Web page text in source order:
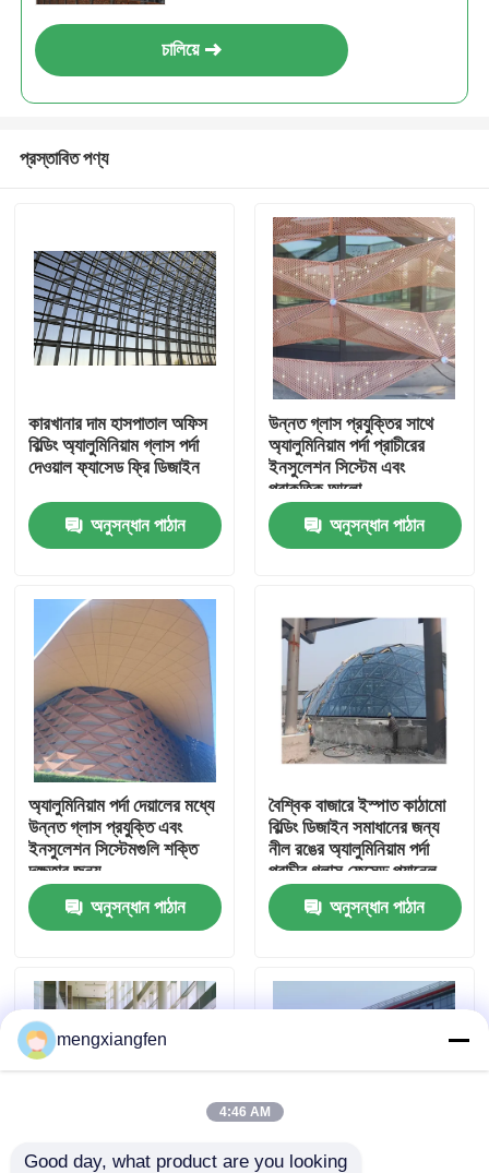
বাড়ি
কারখানা ভ্রমণ
মান নিয়ন্ত্রণ
যোগাযোগ করুন
মামলা
স্পেস ফ্রেম ট্রাস
চালিয়ে
প্রস্তাবিত পণ্য
কারখানার দাম হাসপাতাল অফিস
বিল্ডিং অ্যালুমিনিয়াম গ্লাস পর্দা
দেওয়াল ফ্যাসেড ফ্রি ডিজাইন
অনুসন্ধান পাঠান
উন্নত গ্লাস প্রযুক্তির সাথে
অ্যালুমিনিয়াম পর্দা প্রাচীরের
ইনসুলেশন সিস্টেম এবং
প্রাকৃতিক আলো
অনুসন্ধান পাঠান
অ্যালুমিনিয়াম পর্দা দেয়ালের মধ্যে
উন্নত গ্লাস প্রযুক্তি এবং
ইনসুলেশন সিস্টেমগুলি শক্তি
দক্ষতার জন্য
অনুসন্ধান পাঠান
বৈশ্বিক বাজারে ইস্পাত কাঠামো
বিল্ডিং ডিজাইন সমাধানের জন্য
নীল রঙের অ্যালুমিনিয়াম পর্দা
প্রাচীর গ্লাস ফেসেড প্যানেল
অনুসন্ধান পাঠান
mengxiangfen
4:46 AM
Good day, what product are you looking